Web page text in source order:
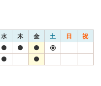
水 木 金 土 日 祝